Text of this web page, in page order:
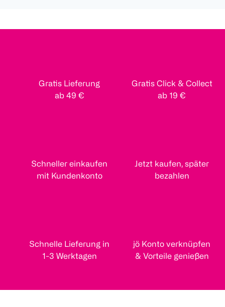
Gratis Lieferung
ab 49 €
Gratis Click & Collect
ab 19 €
Schneller einkaufen
mit Kundenkonto
Jetzt kaufen, später
bezahlen
Schnelle Lieferung in
1-3 Werktagen
jö Konto verknüpfen
& Vorteile genießen